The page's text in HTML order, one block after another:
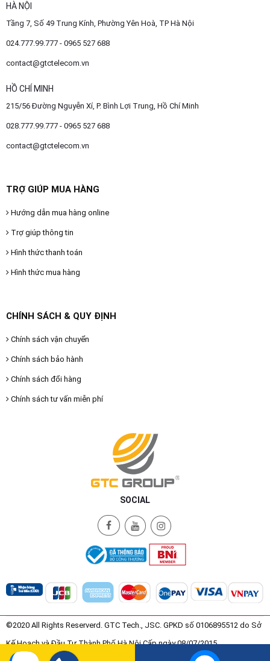
HÀ NỘI
Tầng 7, Số 49 Trung Kính, Phường Yên Hoà, TP Hà Nội
024.777.99.777 - 0965 527 688
contact@gtctelecom.vn
HỒ CHÍ MINH
215/56 Đường Nguyễn Xí, P. Bình Lợi Trung, Hồ Chí Minh
028.777.99.777 - 0965 527 688
contact@gtctelecom.vn
TRỢ GIÚP MUA HÀNG
Hướng dẫn mua hàng online
Trợ giúp thông tin
Hình thức thanh toán
Hình thức mua hàng
CHÍNH SÁCH & QUY ĐỊNH
Chính sách vận chuyển
Chính sách bảo hành
Chính sách đổi hàng
Chính sách tư vấn miễn phí
SOCIAL
©2020 All Rights Reserverd. GTC Tech., JSC. GPKD số 0106895512 do Sở
Kế Hoạch và Đầu Tư Thành Phố Hà Nội Cấp ngày 08/07/2015